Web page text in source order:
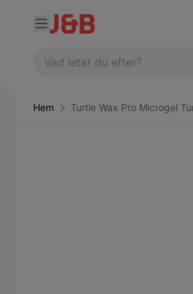
Hem Turtle Wax Pro Microgel